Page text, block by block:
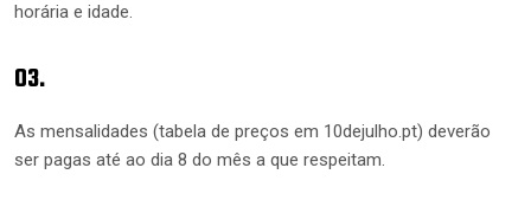
horária e idade.
03.
As mensalidades (tabela de preços em 10dejulho.pt) deverão
ser pagas até ao dia 8 do mês a que respeitam.